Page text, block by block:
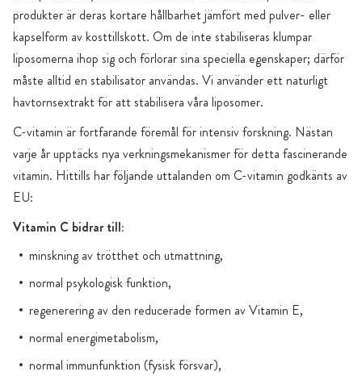
produkter är deras kortare hållbarhet jämfört med pulver- eller
kapselform av kosttillskott. Om de inte stabiliseras klumpar
liposomerna ihop sig och förlorar sina speciella egenskaper; därför
måste alltid en stabilisator användas. Vi använder ett naturligt
havtornsextrakt för att stabilisera våra liposomer.
C-vitamin är fortfarande föremål för intensiv forskning. Nästan
varje år upptäcks nya verkningsmekanismer för detta fascinerande
vitamin. Hittills har följande uttalanden om C-vitamin godkänts av
EU:
Vitamin C bidrar till:
minskning av trötthet och utmattning,
normal psykologisk funktion,
regenerering av den reducerade formen av Vitamin E,
normal energimetabolism,
normal immunfunktion (fysisk försvar),